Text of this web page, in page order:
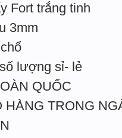
Fort trắng tinh
3mm
lượng sỉ- lẻ
QUỐC
HÀNG TRONG